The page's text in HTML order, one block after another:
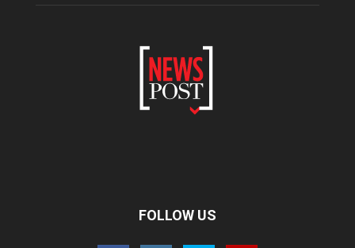
FOLLOW US